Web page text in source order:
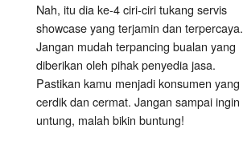
Nah, itu dia ke-4 ciri-ciri tukang servis
showcase yang terjamin dan terpercaya.
Jangan mudah terpancing bualan yang
diberikan oleh pihak penyedia jasa.
Pastikan kamu menjadi konsumen yang
cerdik dan cermat. Jangan sampai ingin
untung, malah bikin buntung!